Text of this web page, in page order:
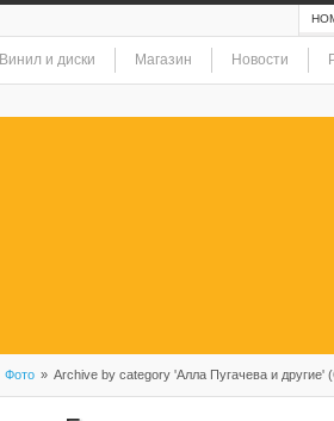
Винил и диски Магазин Новости
Фото » Archive by category 'Алла Пугачева и другие'